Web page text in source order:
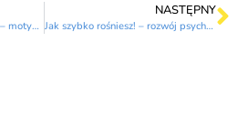
Jak zwracasz się do dziecka – motywuj zamiast zniechęcać
NASTĘPNY
Jak szybko rośniesz! – rozwój psychomotoryczny dziecka w wieku przedszkolnym